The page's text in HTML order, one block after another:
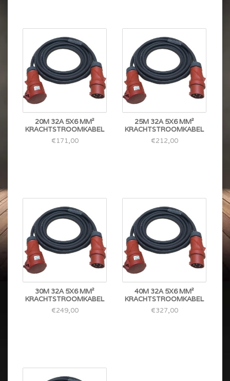
20M 32A 5X6 MM²
KRACHTSTROOMKABEL
€171,00
25M 32A 5X6 MM²
KRACHTSTROOMKABEL
€212,00
30M 32A 5X6 MM²
KRACHTSTROOMKABEL
€249,00
40M 32A 5X6 MM²
KRACHTSTROOMKABEL
€327,00